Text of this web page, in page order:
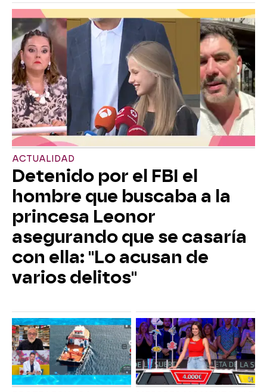
ACTUALIDAD
Detenido por el FBI el
hombre que buscaba a la
princesa Leonor
asegurando que se casaría
con ella: "Lo acusan de
varios delitos"